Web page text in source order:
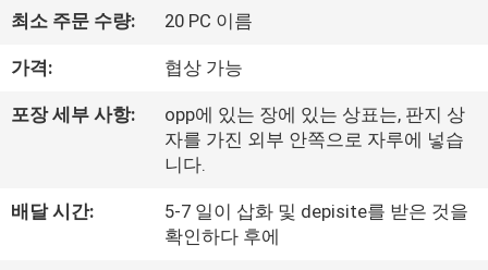
하
여
공
여
최소 주문 수량: 20 PC 이름
가격: 협상 가능
포장 세부 사항:
opp에 있는 장에 있는 상표는, 판지 상
자를 가진 외부 안쪽으로 자루에 넣습
니다.
배달 시간:
5-7 일이 삽화 및 depisite를 받은 것을
확인하다 후에